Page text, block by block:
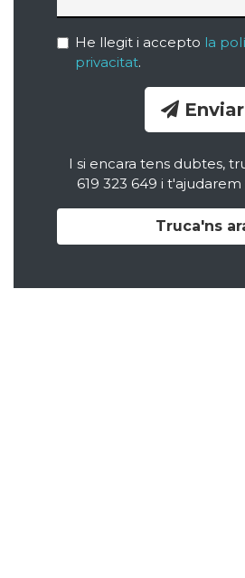
He llegit i accepto la
privacitat.
Enviar
I si encara tens dubtes,
619 323 649 i
Truca'ns